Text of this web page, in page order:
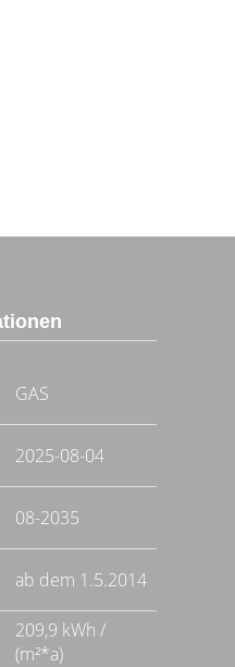
GAS
2025-08-04
08-2035
ab dem 1.5.2014
209,9 kWh /
(m²*a)